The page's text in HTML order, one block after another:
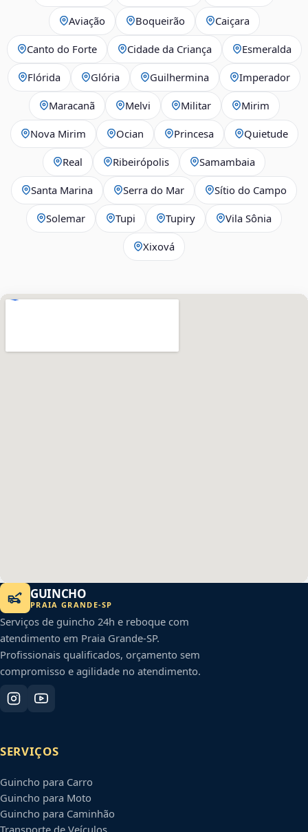
Aviação Boqueirão Caiçara
Canto do Forte Cidade da Criança Esmeralda
Flórida Glória Guilhermina Imperador
Maracanã Melvi Militar Mirim
Nova Mirim Ocian Princesa Quietude
Real Ribeirópolis Samambaia
Santa Marina Serra do Mar Sítio do Campo
Solemar Tupi Tupiry Vila Sônia
Xixová
GUINCHO
PRAIA GRANDE-SP
Serviços de guincho 24h e reboque com
atendimento em Praia Grande-SP.
Profissionais qualificados, orçamento sem
compromisso e agilidade no atendimento.
SERVIÇOS
Guincho para Carro
Guincho para Moto
Guincho para Caminhão
Transporte de Veículos